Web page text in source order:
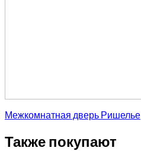
Межкомнатная дверь Ришелье
Также покупают